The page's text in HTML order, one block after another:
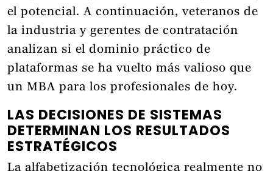
el potencial. A continuación, veteranos de
la industria y gerentes de contratación
analizan si el dominio práctico de
plataformas se ha vuelto más valioso que
un MBA para los profesionales de hoy.
LAS DECISIONES DE SISTEMAS
DETERMINAN LOS RESULTADOS
ESTRATÉGICOS
La alfabetización tecnológica realmente no